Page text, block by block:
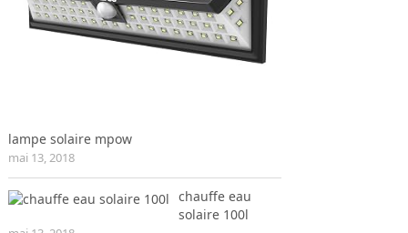
lampe solaire mpow
mai 13, 2018
chauffe eau
solaire 100l